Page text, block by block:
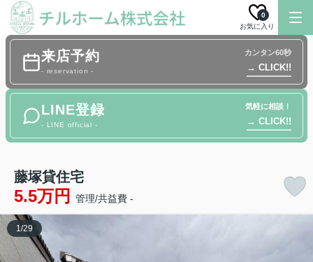
お気に入り
0
来店予約
- reservation -
カンタン60秒
→ CLICK!!
LINE登録
- LINE official -
気軽に相談！
→ CLICK!!
藤塚貸住宅
5.5万円 管理/共益費 -
1/29